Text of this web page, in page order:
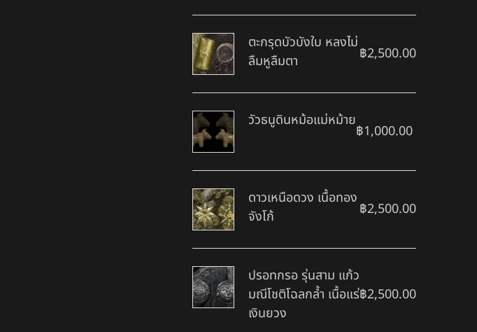
ตะกรุดบัวบังใบ หลงไม่
ลืมหูลืมตา
฿2,500.00
วัวธนูดินหม้อแม่หม้าย
฿1,000.00
ดาวเหนือดวง เนื้อทอง
จังโก้
฿2,500.00
ปรอทกรอ รุ่นสาม แก้ว
มณีโชติโฉลกล้ำ เนื้อแร่
เงินยวง
฿2,500.00